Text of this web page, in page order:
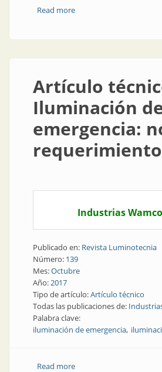
Read moreabout Empresa |
Artículo
Iluminación
emergencia:
Industrias Wamco
Publicado en: Revista Luminotecnia
Número: 139
Mes:Octubre
Año:2017
Tipo de artículo:Artículo técnico
Todas las publicaciones de:
Palabra clave:
iluminación de emergencia
Read moreabout Artículo técnico |